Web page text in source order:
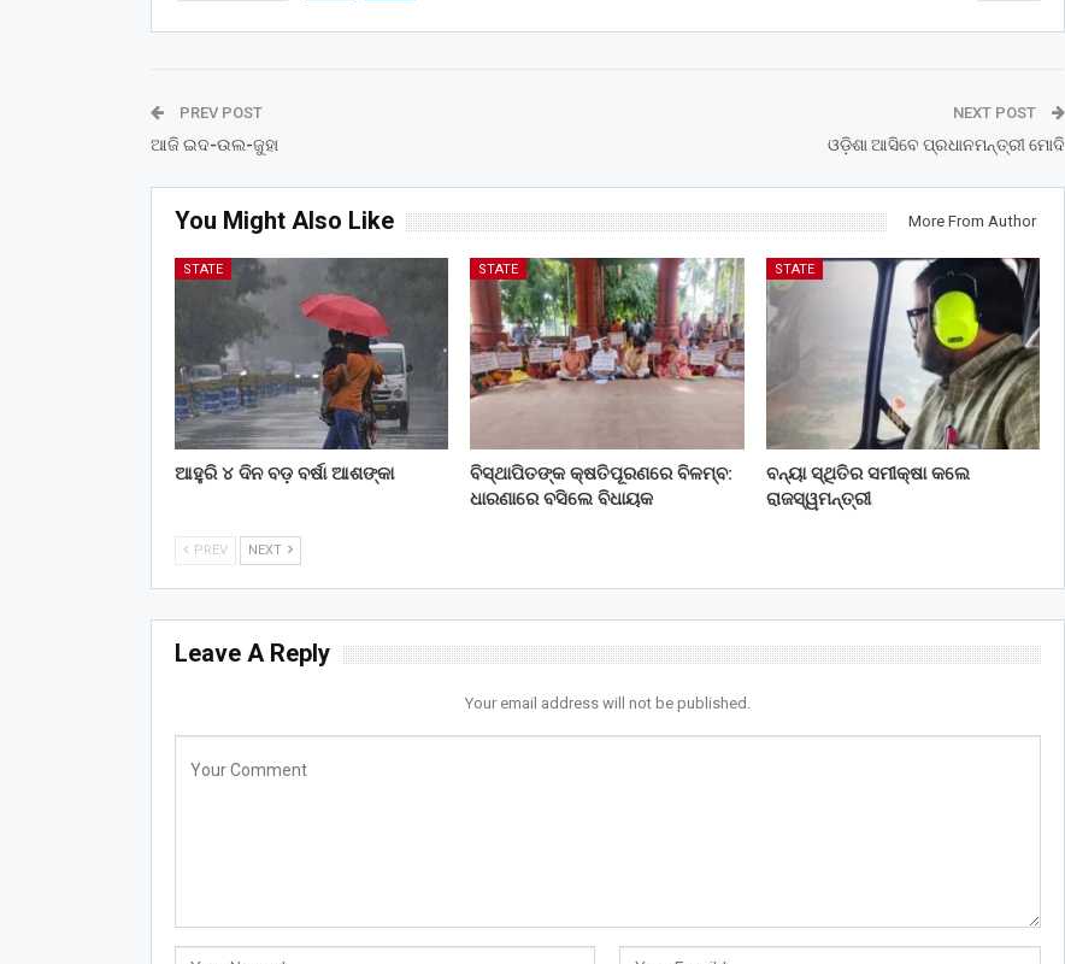
PREV POST
ଆଜି ଇଦ-ଉଲ-ଜୁହା
NEXT POST
ଓଡ଼ିଶା ଆସିବେ ପ୍ରଧାନମନ୍ତ୍ରୀ ମୋଦି
You Might Also Like More From Author
STATE
ଆହୁରି ୪ ଦିନ ବଡ଼ ବର୍ଷା ଆଶଙ୍କା
STATE
ବିସ୍ଥାପିତଙ୍କ କ୍ଷତିପୂରଣରେ ବିଳମ୍ବ:
ଧାରଣାରେ ବସିଲେ ବିଧାୟକ
STATE
ବନ୍ୟା ସ୍ଥିତିର ସମୀକ୍ଷା କଲେ
ରାଜସ୍ୱମନ୍ତ୍ରୀ
PREV NEXT
Leave A Reply
Your email address will not be published.